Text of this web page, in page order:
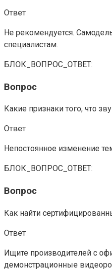
Ответ
Не рекомендуется.
специалистам.
БЛОК_ВОПРОС_ОТВЕТ:
Вопрос
Какие признаки того, что
Ответ
Непостоянное изменение
БЛОК_ВОПРОС_ОТВЕТ:
Вопрос
Как найти
Ответ
Ищите производителей с
демонстрационные